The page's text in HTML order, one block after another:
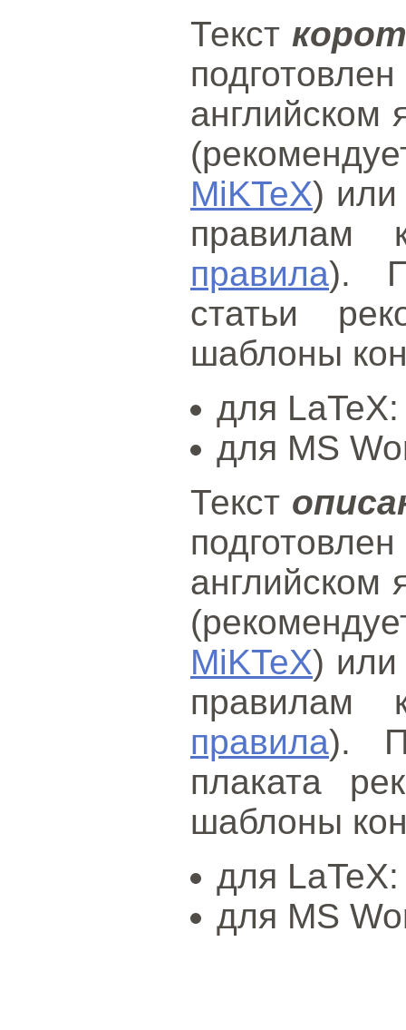
Текст
английском
MiKTeX) или
правилам
правила).
статьи
шаблоны
для
для MS
Текст
английском
MiKTeX) или
правилам
правила).
плаката
шаблоны
для
для MS